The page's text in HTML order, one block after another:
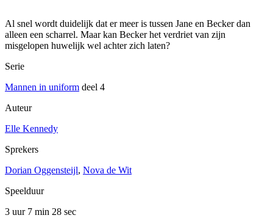
Al snel wordt duidelijk dat er meer is tussen Jane en Becker dan
alleen een scharrel. Maar kan Becker het verdriet van zijn
misgelopen huwelijk wel achter zich laten?
Serie
Mannen in uniform deel 4
Auteur
Elle Kennedy
Sprekers
Dorian Oggensteijl, Nova de Wit
Speelduur
3 uur 7 min 28 sec